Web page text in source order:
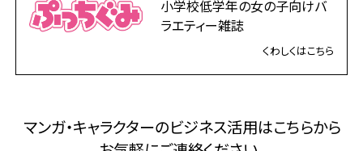
小学校低学年の女の子向けバ
ラエティー雑誌
くわしくはこちら
マンガ・キャラクターのビジネス活⽤はこちらから